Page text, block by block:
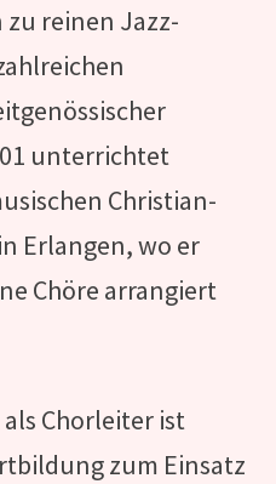
zu reinen Jazz-
unterrichtet
Christian-
Erlangen, wo er
Chöre arrangiert
Chorleiter ist
zum Einsatz